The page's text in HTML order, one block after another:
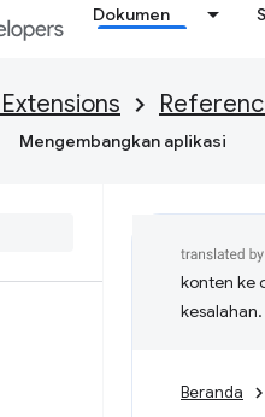
Dokumen
Mengembangkan aplikasi
konten ke
kesalahan.
Beranda